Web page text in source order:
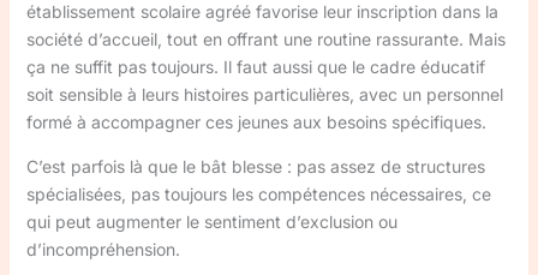
établissement scolaire agréé favorise leur inscription dans la
société d’accueil, tout en offrant une routine rassurante. Mais
ça ne suffit pas toujours. Il faut aussi que le cadre éducatif
soit sensible à leurs histoires particulières, avec un personnel
formé à accompagner ces jeunes aux besoins spécifiques.
C’est parfois là que le bât blesse : pas assez de structures
spécialisées, pas toujours les compétences nécessaires, ce
qui peut augmenter le sentiment d’exclusion ou
d’incompréhension.